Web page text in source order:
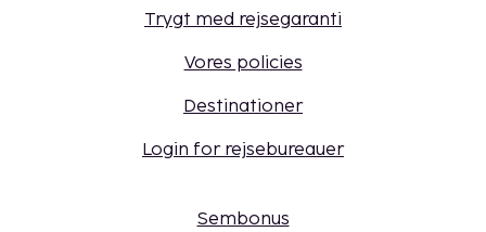
Trygt med rejsegaranti
Vores policies
Destinationer
Login for rejsebureauer
Sembonus